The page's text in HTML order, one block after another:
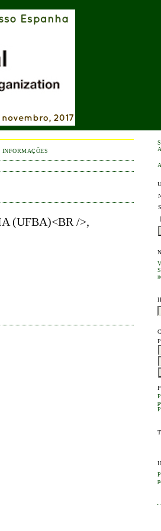
INFORMAÇÕES
(UFBA)<BR />,